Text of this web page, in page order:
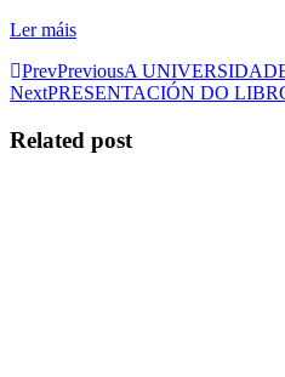
Ler máis
PrevPreviousA
NextPRESENTACIÓN DO
Related post